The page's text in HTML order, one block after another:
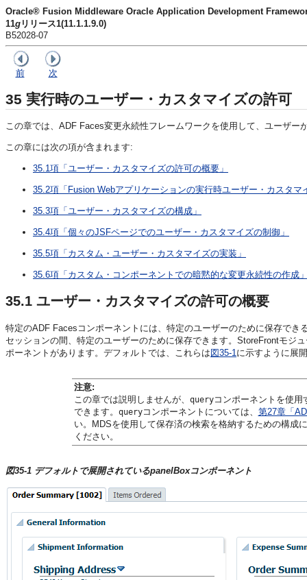
Oracle® Fusion Middleware Oracle Application Development
11g リリース1(11.1.1.9.0)
B52028-07
前 次
35 実行時のユーザー・カスタマイズの許可
この章では、ADF Faces変更永続性フレームワークを使用して、ユーザ
この章には次の項が含まれます:
35.1項「ユーザー・カスタマイズの許可の概要」
35.2項「Fusion Webアプリケーションの実行時ユーザー・カスタマ
35.3項「ユーザー・カスタマイズの構成」
35.4項「個々のJSFページでのユーザー・カスタマイズの制御」
35.5項「カスタム・ユーザー・カスタマイズの実装」
35.6項「カスタム・コンポーネントでの暗黙的な変更永続性の作成
35.1 ユーザー・カスタマイズの許可の概要
特定のADF Facesコンポーネントには、特定のユーザーのために保存でき
セッションの間、特定のユーザーのために保存できます。StoreFrontモジ
ポーネントがあります。デフォルトでは、これらは図35-1 に示すように展
注意:
この章では説明しませんが、 queryコンポーネントを使用
できます。 queryコンポーネントについては、 第27章「
い。MDSを使用して保存済の検索を格納するための構成
ください。
図35-1 デフォルトで展開されているpanelBoxコンポーネント